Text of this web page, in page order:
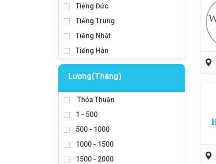
Tiếng Đức
Tiếng Trung
Tiếng Nhật
Tiếng Hàn
Lương(Tháng)
Thỏa Thuận
1 - 500
500 - 1000
1000 - 1500
1500 - 2000